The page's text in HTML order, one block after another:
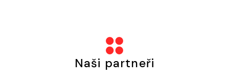
Naši partneři